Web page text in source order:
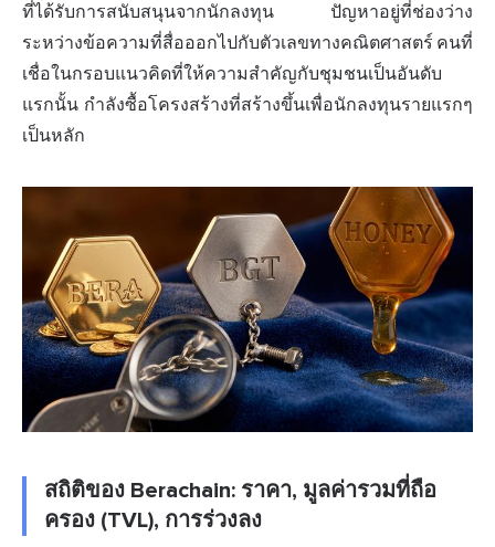
ที่ได้รับการสนับสนุนจากนักลงทุน ปัญหาอยู่ที่ช่องว่าง
ระหว่างข้อความที่สื่อออกไปกับตัวเลขทางคณิตศาสตร์ คนที่
เชื่อในกรอบแนวคิดที่ให้ความสำคัญกับชุมชนเป็นอันดับ
แรกนั้น กำลังซื้อโครงสร้างที่สร้างขึ้นเพื่อนักลงทุนรายแรกๆ
เป็นหลัก
สถิติของ Berachain: ราคา, มูลค่ารวมที่ถือ
ครอง (TVL), การร่วงลง